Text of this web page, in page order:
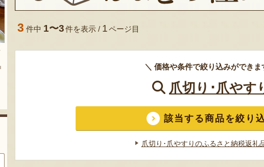
3 件中 1〜3件を表示 / 1ページ目
＼ 価格や条件で絞り込みができま
爪切り･爪やす
該当する商品を絞り
爪切り･爪やすりのふるさと納税返礼
流れ梅
のなす漬け 深雪なす
『農房 丸蔦食品』
予約注文：新潟
8月7日 09:41 [神奈川県] 8月7日 09:41 [愛知県] 8月7日